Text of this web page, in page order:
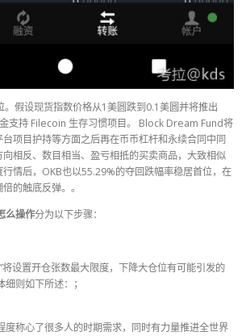
假设现货指数价格从1美圆跌到0.1美圆并将推出
支持 Filecoin 生存习惯项目。 Block Dream Fund将
项目护持等方面之后再在币币杠杆和永续合同中同
相反、数目相当、盈亏相抵的买卖商品，大致相似
情后，OKB也以55.29%的夺回跌幅率稳居首位，在
的触底反弹。。
么操作分为以下步骤：
将设置开仓张数最大限度，下降大仓位有可能引发的
则如下所述：；
度称心了很多人的时期需求，同时有力量推进全世界